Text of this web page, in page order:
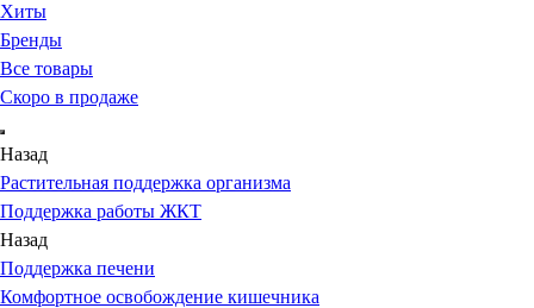
Хиты
Бренды
Все товары
Скоро в продаже
Назад
Растительная поддержка организма
Поддержка работы ЖКТ
Назад
Поддержка печени
Комфортное освобождение кишечника